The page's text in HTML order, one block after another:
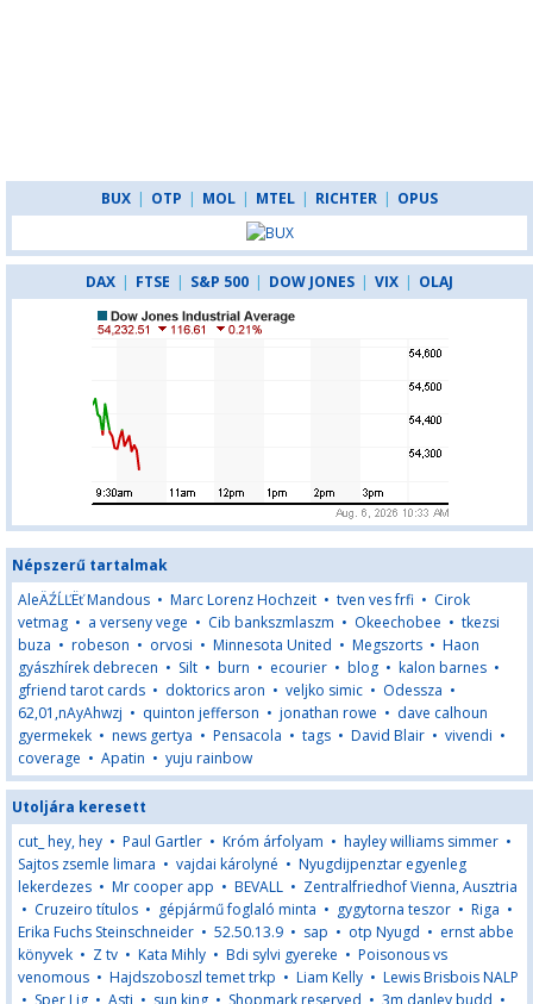
BUX | OTP | MOL | MTEL | RICHTER | OPUS
DAX | FTSE | S&P 500 | DOW JONES | VIX | OLAJ
Népszerű tartalmak
AleÄŹĹĽËť Mandous • Marc Lorenz Hochzeit • tven ves frfi • Cirok
vetmag • a verseny vege • Cib bankszmlaszm • Okeechobee • tkezsi
buza • robeson • orvosi • Minnesota United • Megszorts • Haon
gyászhírek debrecen • Silt • burn • ecourier • blog • kalon barnes •
gfriend tarot cards • doktorics aron • veljko simic • Odessza •
62,01,nAyAhwzj • quinton jefferson • jonathan rowe • dave calhoun
gyermekek • news gertya • Pensacola • tags • David Blair • vivendi •
coverage • Apatin • yuju rainbow
Utoljára keresett
cut_ hey, hey • Paul Gartler • Króm árfolyam • hayley williams simmer •
Sajtos zsemle limara • vajdai károlyné • Nyugdijpenztar egyenleg
lekerdezes • Mr cooper app • BEVALL • Zentralfriedhof Vienna, Ausztria
• Cruzeiro títulos • gépjármű foglaló minta • gygytorna teszor • Riga •
Erika Fuchs Steinschneider • 52.50.13.9 • sap • otp Nyugd • ernst abbe
könyvek • Z tv • Kata Mihly • Bdi sylvi gyereke • Poisonous vs
venomous • Hajdszoboszl temet trkp • Liam Kelly • Lewis Brisbois NALP
• Sper Lig • Asti • sun king • Shopmark reserved • 3m danley budd •